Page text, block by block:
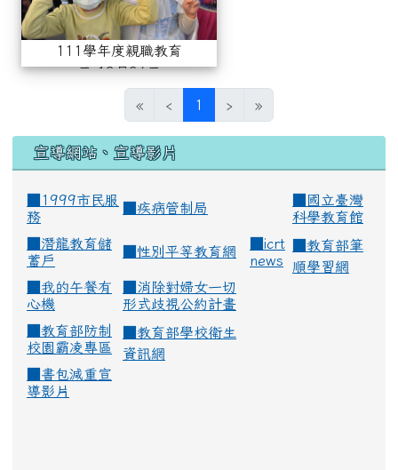
111學年度親職教育
日-12月24日
« ‹ 1 (current)
› »
宣導網站、宣導影片
■1999市民服
務
疾病管制局
國立臺灣
科學教育館
潛龍教育儲
蓄戶
性別平等教育網
icrt
news
教育部筆
順學習網
我的午餐有
心機
消除對婦女一切
形式歧視公約計畫
教育部防制
校園霸凌專區
教育部學校衛生
資訊網
書包減重宣
導影片